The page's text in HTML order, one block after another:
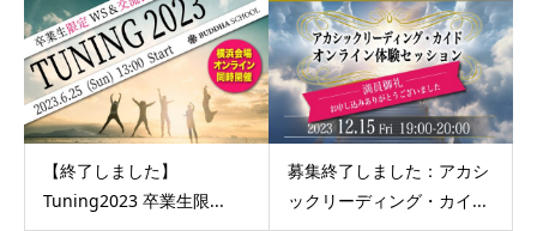
【終了しました】
Tuning2023 卒業生限...
募集終了しました：アカシ
ックリーディング・カイ...